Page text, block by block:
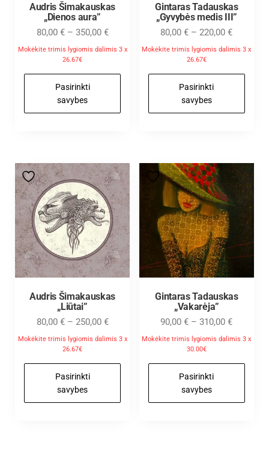
Audris Šimakauskas
„Dienos aura”
80,00 € – 350,00 €
Mokėkite trimis lygiomis dalimis 3 x
26.67€
Pasirinkti
savybes
Gintaras Tadauskas
„Gyvybės medis III”
80,00€ – 220,00€
Mokėkite trimis lygiomis dalimis 3 x
26.67€
Pasirinkti
savybes
Audris Šimakauskas
„Liūtai”
80,00 € – 250,00 €
Mokėkite trimis lygiomis dalimis 3 x
26.67€
Pasirinkti
savybes
Gintaras Tadauskas
„Vakarėja”
90,00€ – 310,00€
Mokėkite trimis lygiomis dalimis 3 x
30.00€
Pasirinkti
savybes